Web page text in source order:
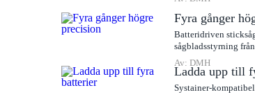
Fyra gånger
Batteridriven
sågbladsstyrning
Av: DMH
Ladda upp till
Systainer-